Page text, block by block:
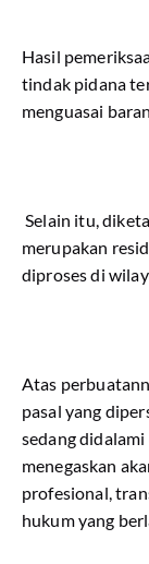
Hasil
tindak pidana
menguasai
Selain itu,
merupakan
diproses di
Atas
pasal yang
sedang
menegaskan
profesional,
hukum yang